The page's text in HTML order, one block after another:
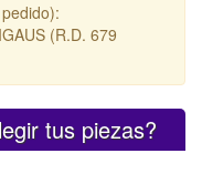
(R.D. 679
tus piezas?